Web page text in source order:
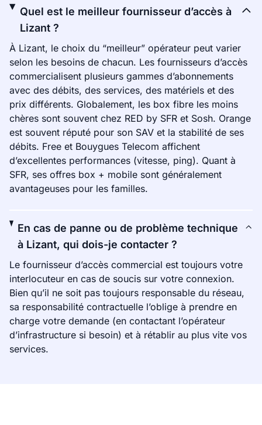
Quel est le meilleur fournisseur d’accès à
Lizant ?
À Lizant, le choix du “meilleur” opérateur peut varier
selon les besoins de chacun. Les fournisseurs d’accès
commercialisent plusieurs gammes d’abonnements
avec des débits, des services, des matériels et des
prix différents. Globalement, les box fibre les moins
chères sont souvent chez RED by SFR et Sosh. Orange
est souvent réputé pour son SAV et la stabilité de ses
débits. Free et Bouygues Telecom affichent
d’excellentes performances (vitesse, ping). Quant à
SFR, ses offres box + mobile sont généralement
avantageuses pour les familles.
En cas de panne ou de problème technique
à Lizant, qui dois-je contacter ?
Le fournisseur d’accès commercial est toujours votre
interlocuteur en cas de soucis sur votre connexion.
Bien qu’il ne soit pas toujours responsable du réseau,
sa responsabilité contractuelle l’oblige à prendre en
charge votre demande (en contactant l’opérateur
d’infrastructure si besoin) et à rétablir au plus vite vos
services.